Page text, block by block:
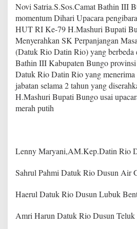
s
m
i
S
r
a
h
k
a
n
n
a
g
Novi Satria.S.Sos.Camat Bathin III
momentum Dihari Upacara
HUT RI Ke-79 H.Mashuri Bupati
Menyerahkan SK Perpanjangan
(Datuk Rio Datin Rio) yang berbeda
Bathin III Kabupaten Bungo
Datuk Rio Datin Rio yang menerima
jabatan selama 2 tahun yang
H.Mashuri Bupati Bungo usai
merah putih
Lenny Maryani,AM.Kep.Datin Rio
Sahrul Pahmi Datuk Rio Dusun Air
Haerul Datuk Rio Dusun Lubuk
Amri Harun Datuk Rio Dusun Teluk